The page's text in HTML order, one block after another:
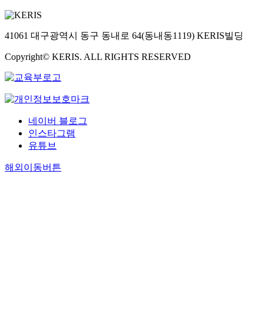
41061 대구광역시 동구 동내로 64(동내동1119) KERIS빌딩
Copyright© KERIS. ALL RIGHTS RESERVED
네이버 블로그
인스타그램
유튜브
해외이동버튼